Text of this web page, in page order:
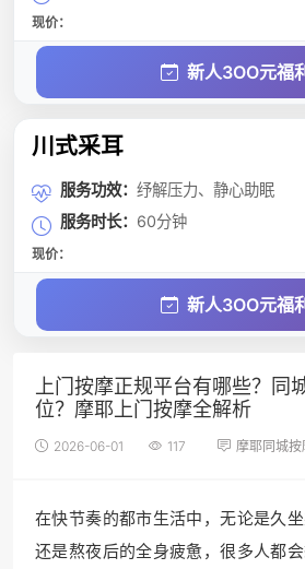
现价：
新人3OO元福
川式采耳
服务功效： 纾解压力、静心助眠
服务时长： 60分钟
现价：
新人3OO元福
上门按摩正规平台有哪些？同
位？摩耶上门按摩全解析
2026-06-01 117 摩耶同城按
在快节奏的都市生活中，无论是久坐
还是熬夜后的全身疲惫，很多人都会